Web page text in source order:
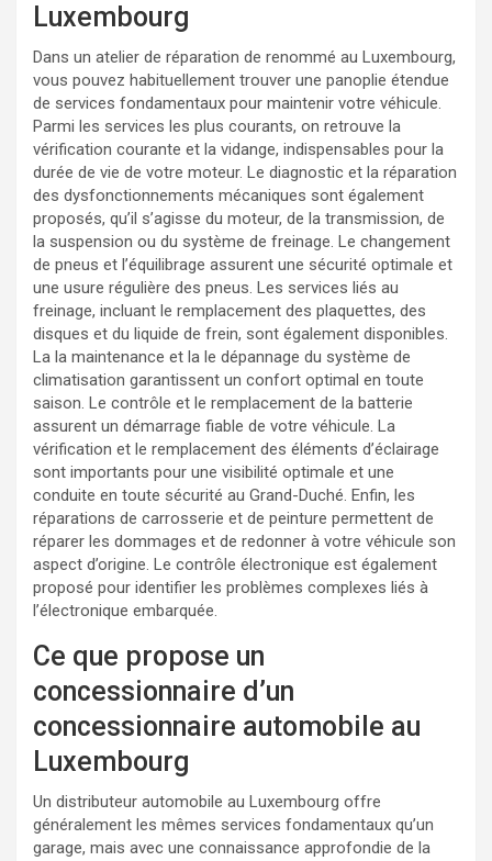
Luxembourg
Dans un atelier de réparation de renommé au Luxembourg,
vous pouvez habituellement trouver une panoplie étendue
de services fondamentaux pour maintenir votre véhicule.
Parmi les services les plus courants, on retrouve la
vérification courante et la vidange, indispensables pour la
durée de vie de votre moteur. Le diagnostic et la réparation
des dysfonctionnements mécaniques sont également
proposés, qu’il s’agisse du moteur, de la transmission, de
la suspension ou du système de freinage. Le changement
de pneus et l’équilibrage assurent une sécurité optimale et
une usure régulière des pneus. Les services liés au
freinage, incluant le remplacement des plaquettes, des
disques et du liquide de frein, sont également disponibles.
La la maintenance et la le dépannage du système de
climatisation garantissent un confort optimal en toute
saison. Le contrôle et le remplacement de la batterie
assurent un démarrage fiable de votre véhicule. La
vérification et le remplacement des éléments d’éclairage
sont importants pour une visibilité optimale et une
conduite en toute sécurité au Grand-Duché. Enfin, les
réparations de carrosserie et de peinture permettent de
réparer les dommages et de redonner à votre véhicule son
aspect d’origine. Le contrôle électronique est également
proposé pour identifier les problèmes complexes liés à
l’électronique embarquée.
Ce que propose un
concessionnaire d’un
concessionnaire automobile au
Luxembourg
Un distributeur automobile au Luxembourg offre
généralement les mêmes services fondamentaux qu’un
garage, mais avec une connaissance approfondie de la